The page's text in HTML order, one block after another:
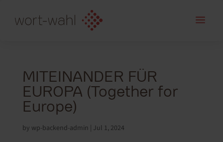
a
MITEINANDER FÜR
EUROPA (Together for
Europe)
by wp-backend-admin Jul 1, 2024